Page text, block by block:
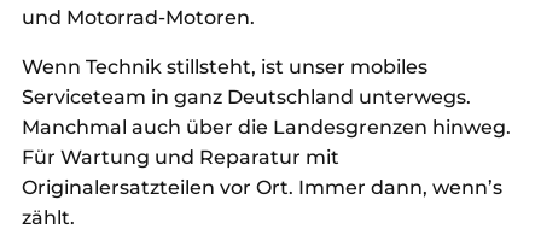
und Motorrad-Motoren.
Wenn Technik stillsteht, ist unser mobiles
Serviceteam in ganz Deutschland unterwegs.
Manchmal auch über die Landesgrenzen hinweg.
Für Wartung und Reparatur mit
Originalersatzteilen vor Ort. Immer dann, wenn’s
zählt.